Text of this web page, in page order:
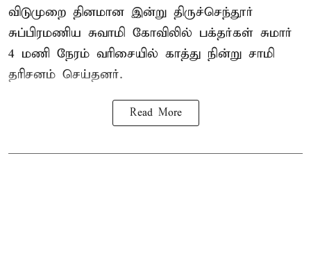
விடுமுறை தினமான இன்று திருச்செந்தூர்
சுப்பிரமணிய சுவாமி கோவிலில் பக்தர்கள் சுமார்
4 மணி நேரம் வரிசையில் காத்து நின்று சாமி
தரிசனம் செய்தனர்.
Read More